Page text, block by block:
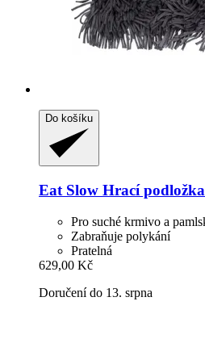
Do košíku
Eat Slow Hrací
Pro suché krmivo a
Zabraňuje polykání
Pratelná
629,00 Kč
Doručení do 13. srpna